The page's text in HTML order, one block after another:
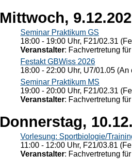
Mittwoch,
Seminar Praktikum GS
18:00 - 19:00 Uhr, F21/02.31
Veranstalter: Fachvertretung
Festakt GBWiss 2026
18:00 - 22:00 Uhr, U7/01.05
Seminar Praktikum MS
19:00 - 20:00 Uhr, F21/02.31
Veranstalter: Fachvertretung
Donnerstag,
Vorlesung: Sportbiologie/
11:00 - 12:00 Uhr, F21/03.81
Veranstalter: Fachvertretung